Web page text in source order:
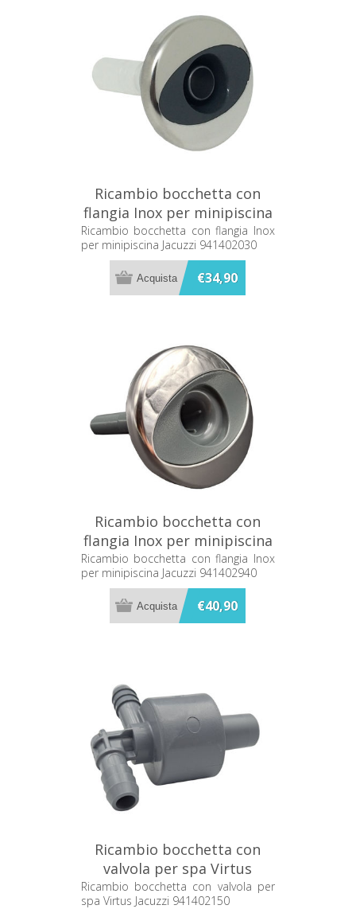
Ricambio bocchetta con
flangia Inox per minipiscina
Jacuzzi 941402030
Ricambio bocchetta con flangia Inox
per minipiscina Jacuzzi 941402030
€34,90
Ricambio bocchetta con
flangia Inox per minipiscina
Jacuzzi 941402940
Ricambio bocchetta con flangia Inox
per minipiscina Jacuzzi 941402940
€40,90
Ricambio bocchetta con
valvola per spa Virtus
Jacuzzi 941402150
Ricambio bocchetta con valvola per
spa Virtus Jacuzzi 941402150